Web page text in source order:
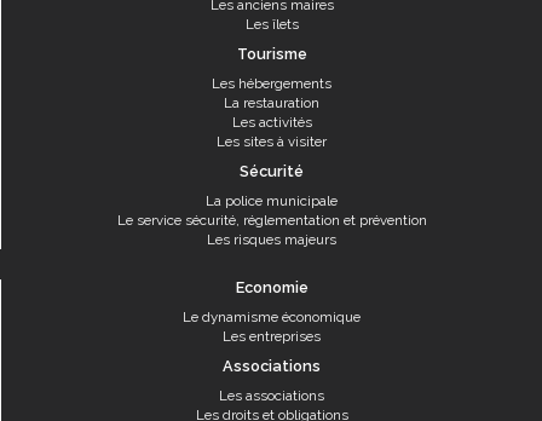
Les anciens maires
Les îlets
Tourisme
Les hébergements
La restauration
Les activités
Les sites à visiter
Sécurité
La police municipale
Le service sécurité, réglementation et prévention
Les risques majeurs
Economie
Le dynamisme économique
Les entreprises
Associations
Les associations
Les droits et obligations